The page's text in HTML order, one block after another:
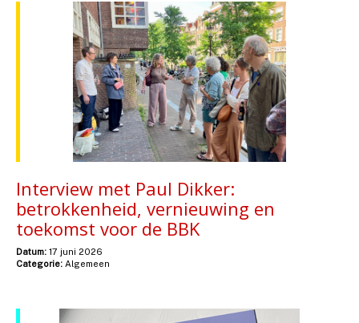
Interview met Paul Dikker:
betrokkenheid, vernieuwing en
toekomst voor de BBK
Datum: 17 juni 2026
Categorie: Algemeen